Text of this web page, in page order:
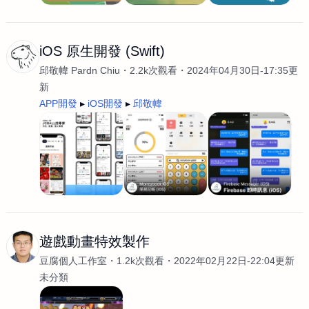
iOS 原生開發 (Swift)
邱敬幃 Pardn Chiu 2.2k次觀看
2024年04月30日-17:35更
新
APP開發
iOS開發 邱敬幃
遊戲動畫特效製作
豆腐個人工作室 1.2k次觀看
2022年02月22日-22:04更新
未分類